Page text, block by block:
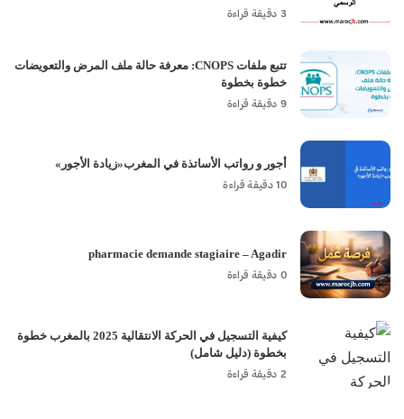
3 دقيقة قراءة
تتبع ملفات CNOPS: معرفة حالة ملف المرض والتعويضات
خطوة بخطوة
9 دقيقة قراءة
أجور و رواتب الأساتذة في المغرب«زيادة الأجور»
10 دقيقة قراءة
pharmacie demande stagiaire – Agadir
0 دقيقة قراءة
كيفية التسجيل في الحركة الانتقالية 2025 بالمغرب خطوة
بخطوة (دليل شامل)
2 دقيقة قراءة